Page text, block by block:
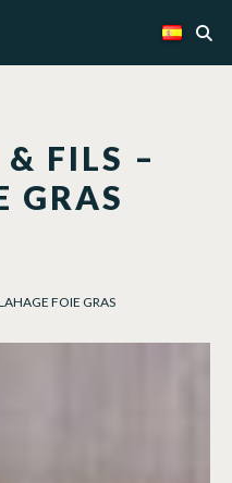
FILS –
GRAS
FOIE GRAS